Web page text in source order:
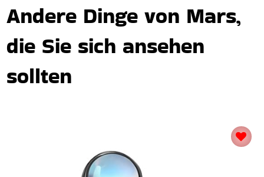
Andere Dinge von Mars,
die Sie sich ansehen
sollten